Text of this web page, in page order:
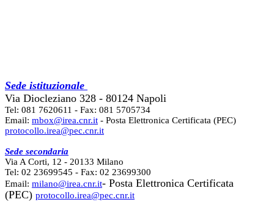
Sede istituzionale
Via Diocleziano 328 - 80124 Napoli
Tel: 081 7620611 - Fax: 081 5705734
Email: mbox@irea.cnr.it - Posta Elettronica Certificata (PEC)
protocollo.irea@pec.cnr.it
Sede secondaria
Via A Corti, 12 - 20133 Milano
Tel: 02 23699545 - Fax: 02 23699300
Email: milano@irea.cnr.it- Posta Elettronica Certificata
(PEC) protocollo.irea@pec.cnr.it